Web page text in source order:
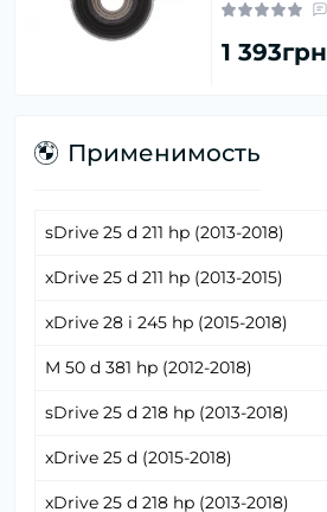
1 393грн
Применимость
sDrive 25 d 211 hp (2013-2018)
xDrive 25 d 211 hp (2013-2015)
xDrive 28 i 245 hp (2015-2018)
M 50 d 381 hp (2012-2018)
sDrive 25 d 218 hp (2013-2018)
xDrive 25 d (2015-2018)
xDrive 25 d 218 hp (2013-2018)